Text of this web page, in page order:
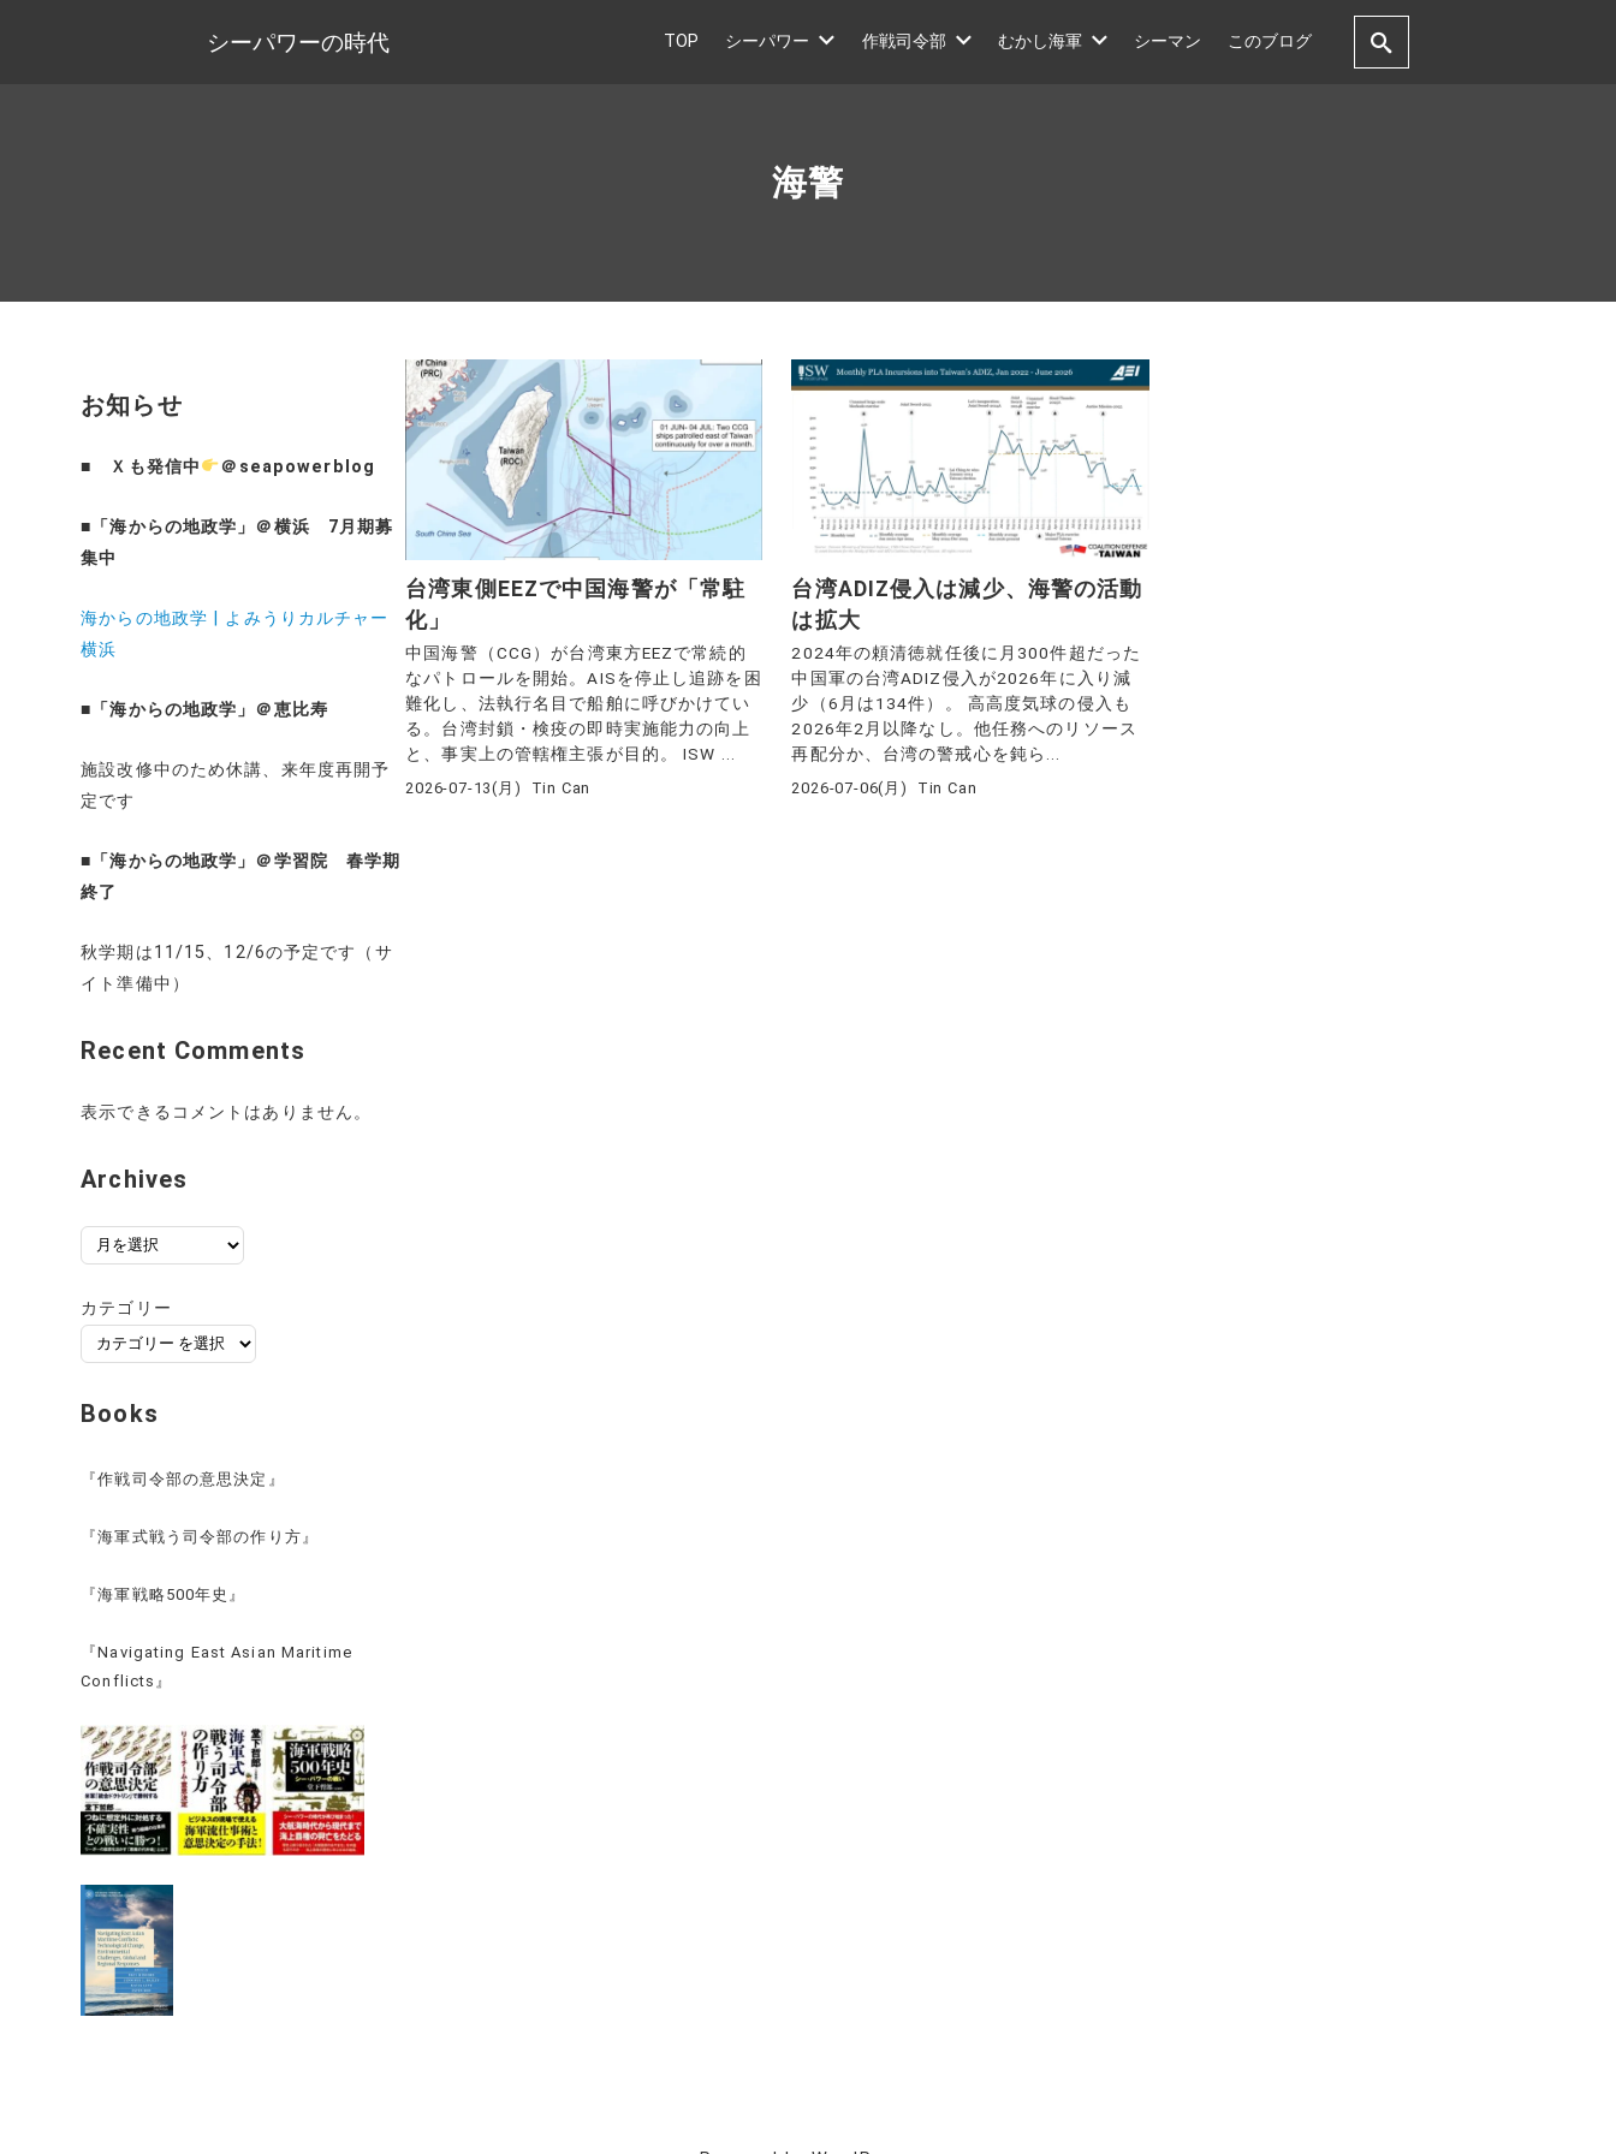
シーパワーの時代 TOP シーパワー 作戦司令部 むかし海軍 シーマン このブログ
海警
台湾東側EEZで中国海警が「常駐
化」
中国海警（CCG）が台湾東方EEZで常続的
なパトロールを開始。AISを停止し追跡を困
難化し、法執行名目で船舶に呼びかけてい
る。台湾封鎖・検疫の即時実施能力の向上
と、事実上の管轄権主張が目的。 ISW ...
2026-07-13(月) Tin Can
台湾ADIZ侵入は減少、海警の活動
は拡大
2024年の頼清徳就任後に月300件超だった
中国軍の台湾ADIZ侵入が2026年に入り減
少（6月は134件）。 高高度気球の侵入も
2026年2月以降なし。他任務へのリソース
再配分か、台湾の警戒心を鈍ら...
2026-07-06(月) Tin Can
お知らせ
■ Ｘも発信中 ＠seapowerblog
■ 「海からの地政学」＠横浜 7月期募
集中
海からの地政学 | よみうりカルチャー
横浜
■ 「海からの地政学」＠恵比寿
施設改修中のため休講、来年度再開予
定です
■ 「海からの地政学」＠学習院 春学期
終了
秋学期は11/15、12/6の予定です（サ
イト準備中）
Recent Comments
表示できるコメントはありません。
Archives
ー
カ
イ
ブ
カテゴリー
Books
『作戦司令部の意思決定』
『海軍式戦う司令部の作り方』
『海軍戦略500年史』
『Navigating East Asian Maritime
Conflicts』